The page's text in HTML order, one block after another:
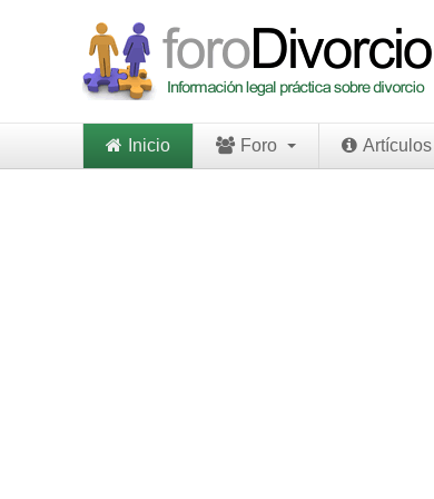
Inicio Foro Artículos